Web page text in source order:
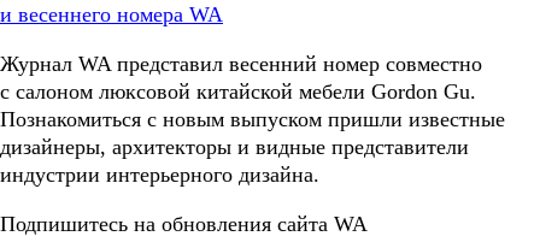
и весеннего номера WA
Журнал WA представил весенний номер совместно
с салоном люксовой китайской мебели Gordon Gu.
Познакомиться с новым выпуском пришли известные
дизайнеры, архитекторы и видные представители
индустрии интерьерного дизайна.
Подпишитесь на обновления сайта WA